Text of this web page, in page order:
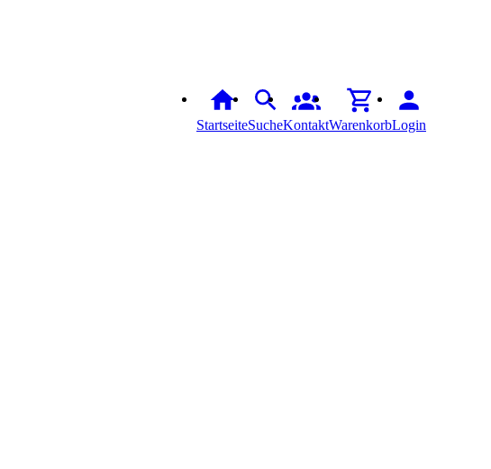
StartseiteSucheKontaktWarenkorbLogin